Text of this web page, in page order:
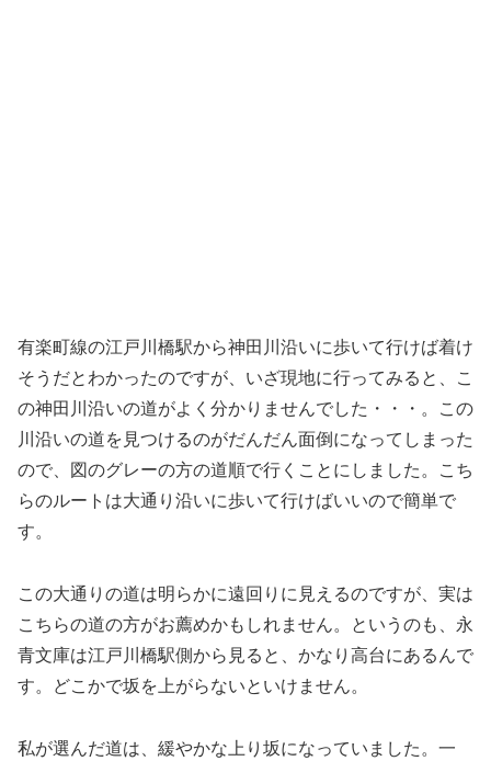
有楽町線の江戸川橋駅から神田川沿いに歩いて行けば着け
そうだとわかったのですが、いざ現地に行ってみると、こ
の神田川沿いの道がよく分かりませんでした・・・。この
川沿いの道を見つけるのがだんだん面倒になってしまった
ので、図のグレーの方の道順で行くことにしました。こち
らのルートは大通り沿いに歩いて行けばいいので簡単で
す。
この大通りの道は明らかに遠回りに見えるのですが、実は
こちらの道の方がお薦めかもしれません。というのも、永
青文庫は江戸川橋駅側から見ると、かなり高台にあるんで
す。どこかで坂を上がらないといけません。
私が選んだ道は、緩やかな上り坂になっていました。一